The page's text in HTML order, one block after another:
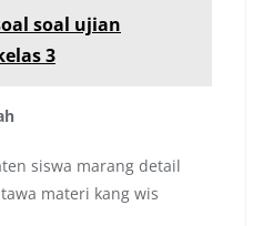
soal ujian
3
siswa marang detail
materi kang wis